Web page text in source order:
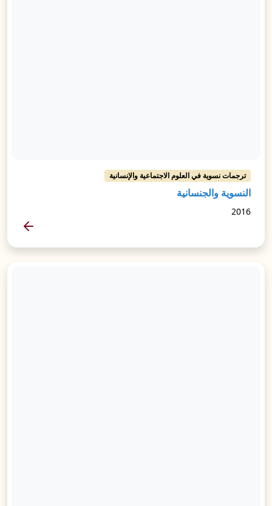
ترجمات نسوية في العلوم الاجتماعية والإنسانية
النسوية والجنسانية
2016
المزيد